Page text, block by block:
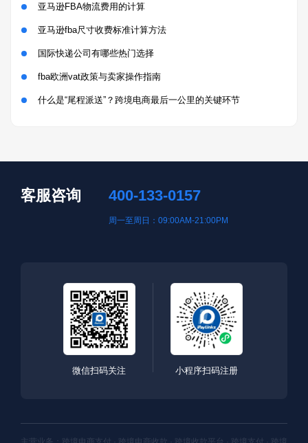
亚马逊FBA物流费用的计算
亚马逊fba尺寸收费标准计算方法
国际快递公司有哪些热门选择
fba欧洲vat政策与卖家操作指南
什么是“尾程派送”？跨境电商最后一公里的关键环节
客服咨询 400-133-0157
周一至周日：09:00AM-21:00PM
微信扫码关注 小程序扫码注册